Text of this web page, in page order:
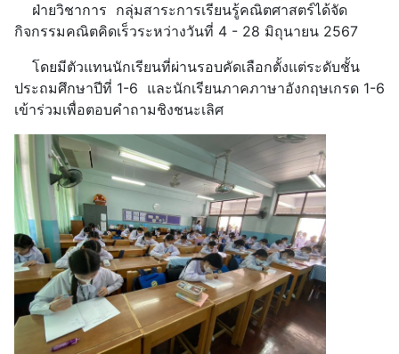
ฝ่ายวิชาการ กลุ่มสาระการเรียนรู้คณิตศาสตร์ได้จัด
กิจกรรมคณิตคิดเร็วระหว่างวันที่ 4 - 28 มิถุนายน 2567
โดยมีตัวแทนนักเรียนที่ผ่านรอบคัดเลือกตั้งแต่ระดับชั้น
ประถมศึกษาปีที่ 1-6 และนักเรียนภาคภาษาอังกฤษเกรด 1-6
เข้าร่วมเพื่อตอบคำถามชิงชนะเลิศ